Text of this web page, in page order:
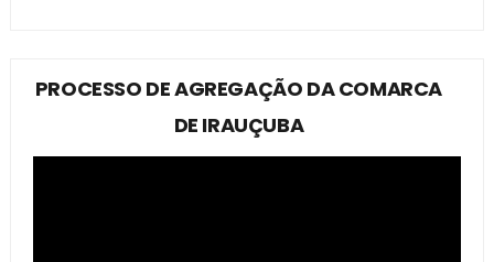
PROCESSO DE AGREGAÇÃO DA COMARCA
DE IRAUÇUBA